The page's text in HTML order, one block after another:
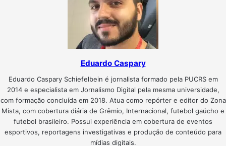
Eduardo Caspary
Eduardo Caspary Schiefelbein é jornalista formado pela PUCRS em
2014 e especialista em Jornalismo Digital pela mesma universidade,
com formação concluída em 2018. Atua como repórter e editor do Zona
Mista, com cobertura diária de Grêmio, Internacional, futebol gaúcho e
futebol brasileiro. Possui experiência em cobertura de eventos
esportivos, reportagens investigativas e produção de conteúdo para
mídias digitais.